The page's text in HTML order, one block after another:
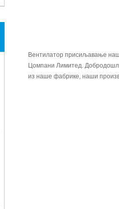
Вентилатор присиљавање
Цомпани Лимитед.
из наше фабрике, наши